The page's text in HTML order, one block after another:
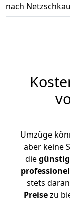
nach Netzschkau
Umzüge
aber keine
die
stets
Preisezu